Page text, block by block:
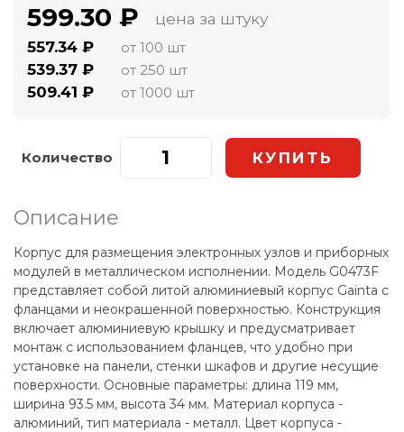
599.30 ₽
цена за штуку
557.34 ₽
от 100 шт
539.37 ₽ от 250 шт
509.41 ₽ от 1000 шт
Количество
Описание
Корпус для размещения электронных узлов и приборных
модулей в металлическом исполнении. Модель G0473F
представляет собой литой алюминиевый корпус Gainta с
фланцами и неокрашенной поверхностью. Конструкция
включает алюминиевую крышку и предусматривает
монтаж с использованием фланцев, что удобно при
установке на панели, стенки шкафов и другие несущие
поверхности. Основные параметры: длина 119 мм,
ширина 93.5 мм, высота 34 мм. Материал корпуса -
алюминий, тип материала - металл. Цвет корпуса -